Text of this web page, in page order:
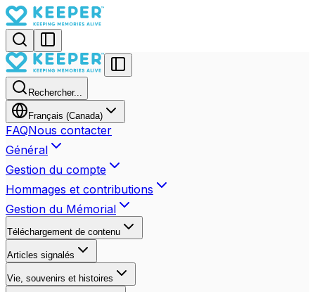
Rechercher...
Français (Canada)
FAQNous contacter
Général
Gestion du compte
Hommages et contributions
Gestion du Mémorial
Téléchargement de contenu
Articles signalés
Vie, souvenirs et histoires